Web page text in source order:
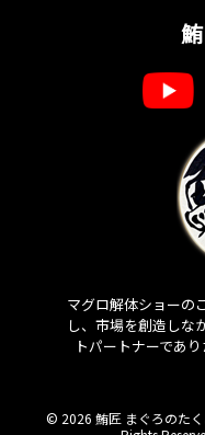
マグロ解体ショーの
し、市場を創造しな
トパートナーであ
© 2026 鮪匠 まぐろのた